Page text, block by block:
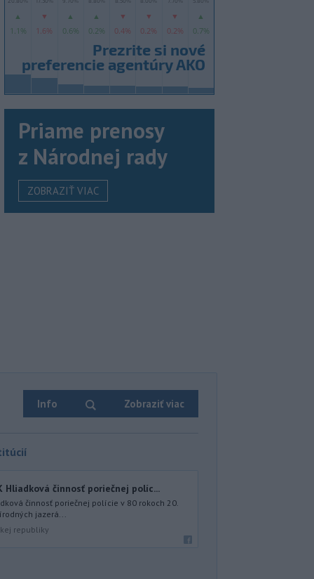
Priame prenosy
z Národnej rady
ZOBRAZIŤ VIAC
Info Zobraziť viac
Hliadková činnosť poriečnej políc...
činnosť poriečnej polície v 80 rokoch 20.
jazerá...
republiky